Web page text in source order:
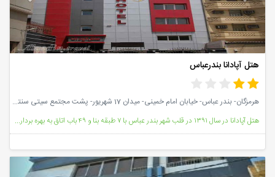
هتل آپادانا بندرعباس
هرمزگان- بندر عباس- خیابان امام خمینی- میدان 17 شهریور- پشت مجتمع سیتی سنتر- هتل آپادانا بندر عباس
هتل آپادانا در سال ۱۳۹۱ در قلب شهر بندر عباس با ۷ طبقه بنا و ۴۹ باب اتاق به بهره برداری رسیده است،ای
Next